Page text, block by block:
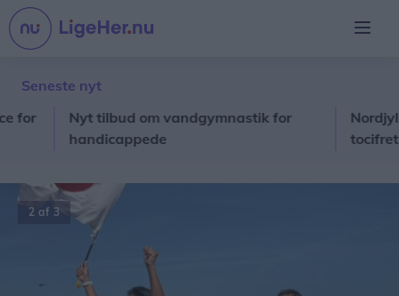
Seneste nyt
Nyt tilbud om vandgymnastik for
handicappede
tocifret
3 af 3